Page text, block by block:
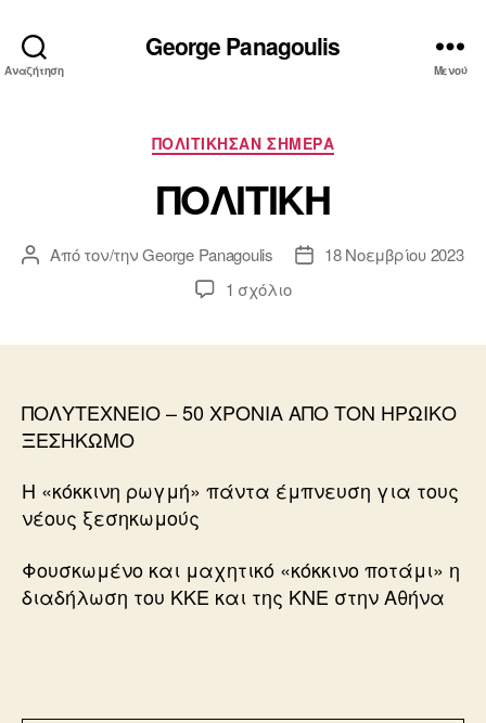
Αναζήτηση
George Panagoulis
Μενού
Κατηγορίες
ΠΟΛΙΤΙΚΗΣΑΝ ΣΗΜΕΡΑ
ΠΟΛΙΤΙΚΗ
Συντάκτης
Από τον/τηνGeorge Panagoulis
Ημ.18 Νοεμβρίου 2023
1 σχόλιοστο
ΠΟΛΥΤΕΧΝΕΙΟ – 50 ΧΡΟΝΙΑ ΑΠΟ ΤΟΝ ΗΡΩΙΚΟ
ΞΕΣΗΚΩΜΟ
Η «κόκκινη ρωγμή» πάντα έμπνευση για τους
νέους ξεσηκωμούς
Φουσκωμένο και μαχητικό «κόκκινο ποτάμι» η
διαδήλωση του ΚΚΕ και της ΚΝΕ στην Αθήνα